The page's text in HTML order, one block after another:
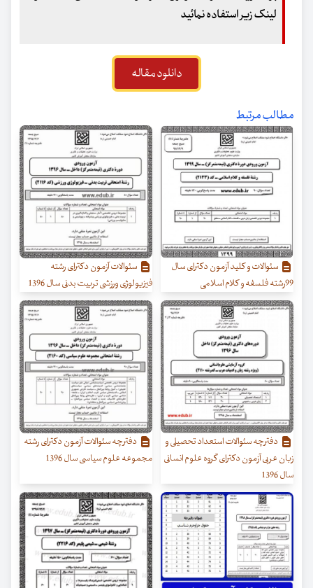
لینک زیر استفاده نمائید
دانلود مقاله
مطالب مرتبط
سئوالات و کلید آزمون دکترای سال
99رشته فلسفه و کلام اسلامی
سئوالات آزمون دکترای رشته
فیزیولوژی ورزشی تربیت بدنی سال 1396
دفترچه سئوالات استعداد تحصیلی و
زبان عربی آزمون دکترای گروه علوم انسانی
سال 1396
دفترچه سئوالات آزمون دکترای رشته
مجموعه علوم سیاسی سال 1396